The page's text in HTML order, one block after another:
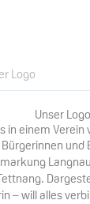
Logo
Unser Logo
in einem
– will alles